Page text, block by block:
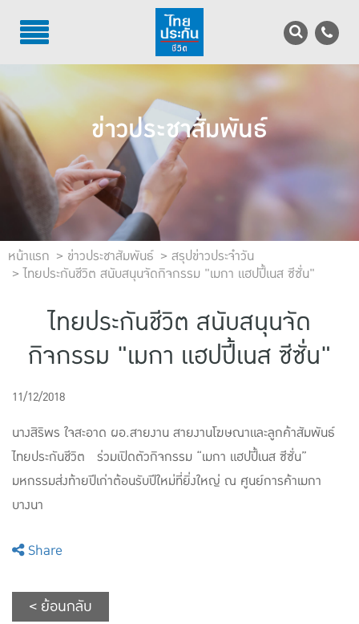
TH EN
บริการลูกค้า
บริการตัวแทน
รู้จักไทยประกันชีวิต
นักลงทุนสัมพันธ์
เพื่อสังคมไทย
บทความ
แบบประกันทั้งหมด
แบบประกันที่เหมาะกับช่วงอายุ
เปรียบเทียบแบบประกัน
เลือกแบบประกันที่เหมาะกับคุณ
ข่าวประชาสัมพันธ์
หน้าแรก ข่าวประชาสัมพันธ์
สรุปข่าวประจำวัน
ไทยประกันชีวิต สนับสนุนจัดกิจกรรม "เมกา แฮปปี้เนส ซีซั่น"
ไทยประกันชีวิต สนับสนุนจัด
กิจกรรม "เมกา แฮปปี้เนส ซีซั่น"
11/12/2018
นางสิริพร ใจสะอาด ผอ.สายงาน สายงานโฆษณาและลูกค้าสัมพันธ์
ไทยประกันชีวิต ร่วมเปิดตัวกิจกรรม “เมกา แฮปปี้เนส ซีซั่น”
มหกรรมส่งท้ายปีเก่าต้อนรับปีใหม่ที่ยิ่งใหญ่ ณ ศูนย์การค้าเมกา
บางนา
Share
< ย้อนกลับ